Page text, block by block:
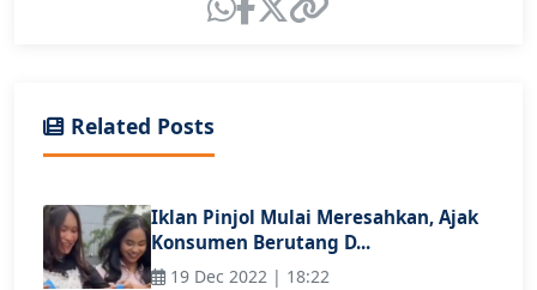
Related Posts
Iklan Pinjol Mulai Meresahkan, Ajak
Konsumen Berutang D...
19 Dec 2022 | 18:22